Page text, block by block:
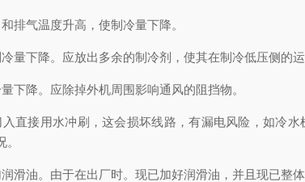
气温度升高，使制冷量下降。
下降。应放出多余的制冷剂，使其在制冷低压侧的运
降。应除掉外机周围影响通风的阻挡物。
接用水冲刷，这会损坏线路，有漏电风险，如冷水
油。由于在出厂时。现已加好润滑油，并且现已整体